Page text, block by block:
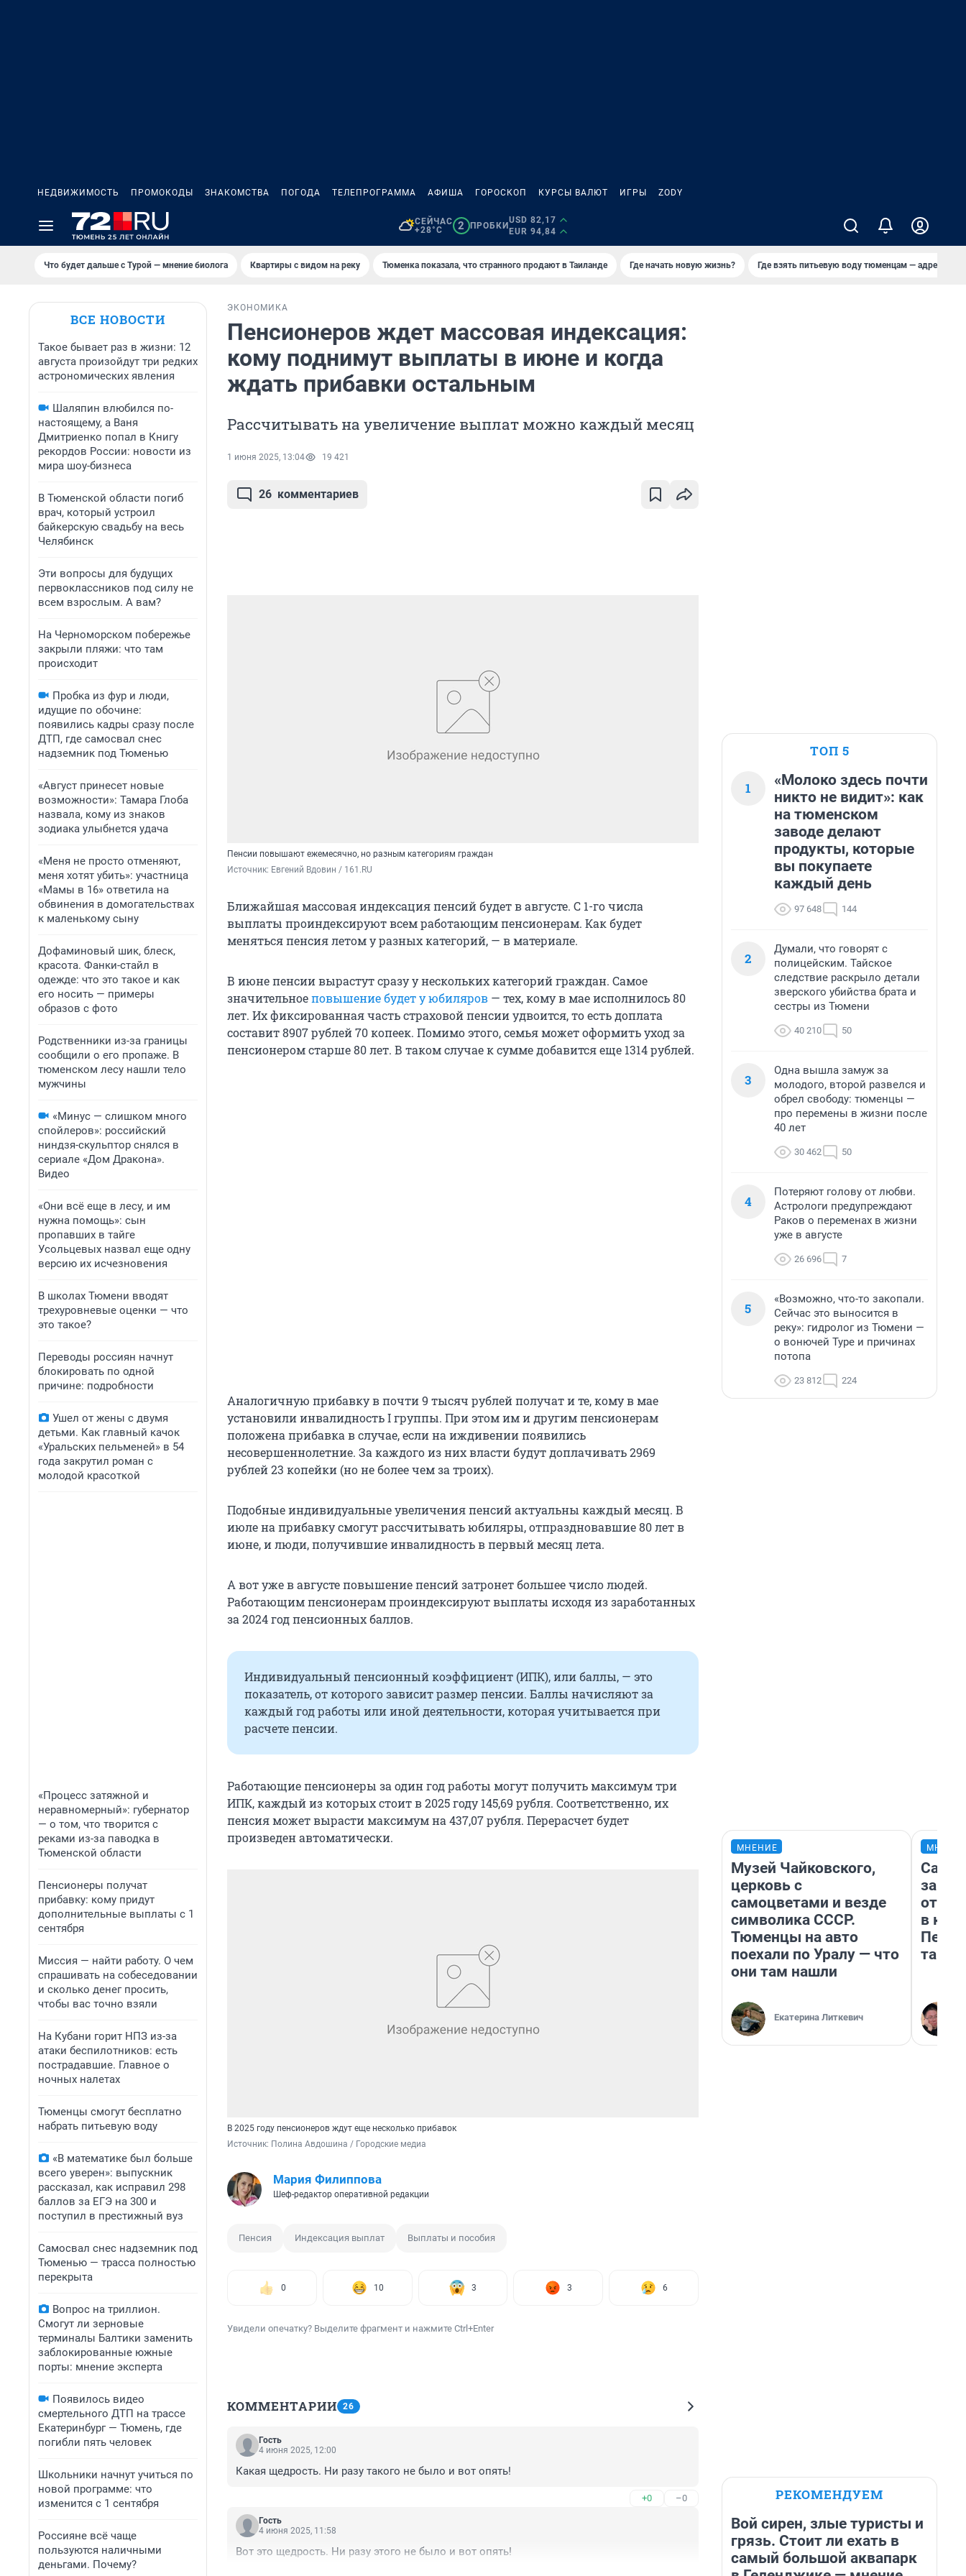
НЕДВИЖИМОСТЬ ПРОМОКОДЫ ЗНАКОМСТВА ПОГОДА ТЕЛЕПРОГРАММА АФИША ГОРОСКОП КУРСЫ ВАЛЮТ ИГРЫ ZODY
СЕЙЧАС
+28°C
2 ПРОБКИ
USD 82,17
EUR 94,84
Что будет дальше с Турой — мнение биолога Квартиры с видом на реку Тюменка показала, что странного продают в Таиланде Где начать новую жизнь? Где взять питьевую воду тюменцам — адреса
ВСЕ НОВОСТИ
Такое бывает раз в жизни: 12
августа произойдут три редких
астрономических явления
Шаляпин влюбился по-
настоящему, а Ваня
Дмитриенко попал в Книгу
рекордов России: новости из
мира шоу-бизнеса
В Тюменской области погиб
врач, который устроил
байкерскую свадьбу на весь
Челябинск
Эти вопросы для будущих
первоклассников под силу не
всем взрослым. А вам?
На Черноморском побережье
закрыли пляжи: что там
происходит
Пробка из фур и люди,
идущие по обочине:
появились кадры сразу после
ДТП, где самосвал снес
надземник под Тюменью
«Август принесет новые
возможности»: Тамара Глоба
назвала, кому из знаков
зодиака улыбнется удача
«Меня не просто отменяют,
меня хотят убить»: участница
«Мамы в 16» ответила на
обвинения в домогательствах
к маленькому сыну
Дофаминовый шик, блеск,
красота. Фанки-стайл в
одежде: что это такое и как
его носить — примеры
образов с фото
Родственники из-за границы
сообщили о его пропаже. В
тюменском лесу нашли тело
мужчины
«Минус — слишком много
спойлеров»: российский
ниндзя-скульптор снялся в
сериале «Дом Дракона».
Видео
«Они всё еще в лесу, и им
нужна помощь»: сын
пропавших в тайге
Усольцевых назвал еще одну
версию их исчезновения
В школах Тюмени вводят
трехуровневые оценки — что
это такое?
Переводы россиян начнут
блокировать по одной
причине: подробности
Ушел от жены с двумя
детьми. Как главный качок
«Уральских пельменей» в 54
года закрутил роман с
молодой красоткой
«Процесс затяжной и
неравномерный»: губернатор
— о том, что творится с
реками из-за паводка в
Тюменской области
Пенсионеры получат
прибавку: кому придут
дополнительные выплаты с 1
сентября
Миссия — найти работу. О чем
спрашивать на собеседовании
и сколько денег просить,
чтобы вас точно взяли
На Кубани горит НПЗ из-за
атаки беспилотников: есть
пострадавшие. Главное о
ночных налетах
Тюменцы смогут бесплатно
набрать питьевую воду
«В математике был больше
всего уверен»: выпускник
рассказал, как исправил 298
баллов за ЕГЭ на 300 и
поступил в престижный вуз
Самосвал снес надземник под
Тюменью — трасса полностью
перекрыта
Вопрос на триллион.
Смогут ли зерновые
терминалы Балтики заменить
заблокированные южные
порты: мнение эксперта
Появилось видео
смертельного ДТП на трассе
Екатеринбург — Тюмень, где
погибли пять человек
Школьники начнут учиться по
новой программе: что
изменится с 1 сентября
Россияне всё чаще
пользуются наличными
деньгами. Почему?
ЭКОНОМИКА
Пенсионеров ждет массовая индексация:
кому поднимут выплаты в июне и когда
ждать прибавки остальным
Рассчитывать на увеличение выплат можно каждый месяц
1 июня 2025, 13:04 19 421
26 комментариев
Пенсии повышают ежемесячно, но разным категориям граждан
Источник: Евгений Вдовин / 161.RU
Ближайшая массовая индексация пенсий будет в августе. С 1-го числа
выплаты проиндексируют всем работающим пенсионерам. Как будет
меняться пенсия летом у разных категорий, — в материале.
В июне пенсии вырастут сразу у нескольких категорий граждан. Самое
значительноеповышение будет у юбиляров — тех, кому в мае исполнилось 80
лет. Их фиксированная часть страховой пенсии удвоится, то есть доплата
составит 8907 рублей 70 копеек. Помимо этого, семья может оформить уход за
пенсионером старше 80 лет. В таком случае к сумме добавится еще 1314 рублей.
Аналогичную прибавку в почти 9 тысяч рублей получат и те, кому в мае
установили инвалидность I группы. При этом им и другим пенсионерам
положена прибавка в случае, если на иждивении появились
несовершеннолетние. За каждого из них власти будут доплачивать 2969
рублей 23 копейки (но не более чем за троих).
Подобные индивидуальные увеличения пенсий актуальны каждый месяц. В
июле на прибавку смогут рассчитывать юбиляры, отпраздновавшие 80 лет в
июне, и люди, получившие инвалидность в первый месяц лета.
А вот уже в августе повышение пенсий затронет большее число людей.
Работающим пенсионерам проиндексируют выплаты исходя из заработанных
за 2024 год пенсионных баллов.
Индивидуальный пенсионный коэффициент (ИПК), или баллы, — это
показатель, от которого зависит размер пенсии. Баллы начисляют за
каждый год работы или иной деятельности, которая учитывается при
расчете пенсии.
Работающие пенсионеры за один год работы могут получить максимум три
ИПК, каждый из которых стоит в 2025 году 145,69 рубля. Соответственно, их
пенсия может вырасти максимум на 437,07 рубля. Перерасчет будет
произведен автоматически.
В 2025 году пенсионеров ждут еще несколько прибавок
Источник: Полина Авдошина / Городские медиа
Мария Филиппова
Шеф-редактор оперативной редакции
Пенсия Индексация выплат Выплаты и пособия
0 10 3 3 6
Увидели опечатку? Выделите фрагмент и нажмите Ctrl+Enter
КОММЕНТАРИИ 26
Гость
4 июня 2025, 12:00
Какая щедрость. Ни разу такого не было и вот опять!
+0 –0
Гость
4 июня 2025, 11:58
Вот это щедрость. Ни разу этого не было и вот опять!
ТОП 5
1
«Молоко здесь почти
никто не видит»: как
на тюменском
заводе делают
продукты, которые
вы покупаете
каждый день
97 648 144
2
Думали, что говорят с
полицейским. Тайское
следствие раскрыло детали
зверского убийства брата и
сестры из Тюмени
40 210 50
3
Одна вышла замуж за
молодого, второй развелся и
обрел свободу: тюменцы —
про перемены в жизни после
40 лет
30 462 50
4
Потеряют голову от любви.
Астрологи предупреждают
Раков о переменах в жизни
уже в августе
26 696 7
5
«Возможно, что-то закопали.
Сейчас это выносится в
реку»: гидролог из Тюмени —
о вонючей Туре и причинах
потопа
23 812 224
МНЕНИЕ
Музей Чайковского,
церковь с
самоцветами и везде
символика СССР.
Тюменцы на авто
поехали по Уралу — что
они там нашли
Екатерина Литкевич
в
там
РЕКОМЕНДУЕМ
Вой сирен, злые туристы и
грязь. Стоит ли ехать в
самый большой аквапарк